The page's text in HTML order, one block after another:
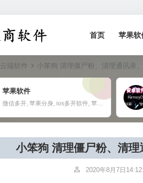
首页 苹果软
云端软件 小笨狗 清理僵尸粉、清理通讯录
苹果软件
微信多开, 苹果分身, ios多开软件, 苹果一键转发,
小笨狗 清理僵尸粉、清
2020年8月7日